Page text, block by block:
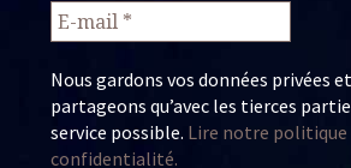
Nous gardons vos données privées
partageons qu’avec les tierces
service possible. Lire notre politique
confidentialité.